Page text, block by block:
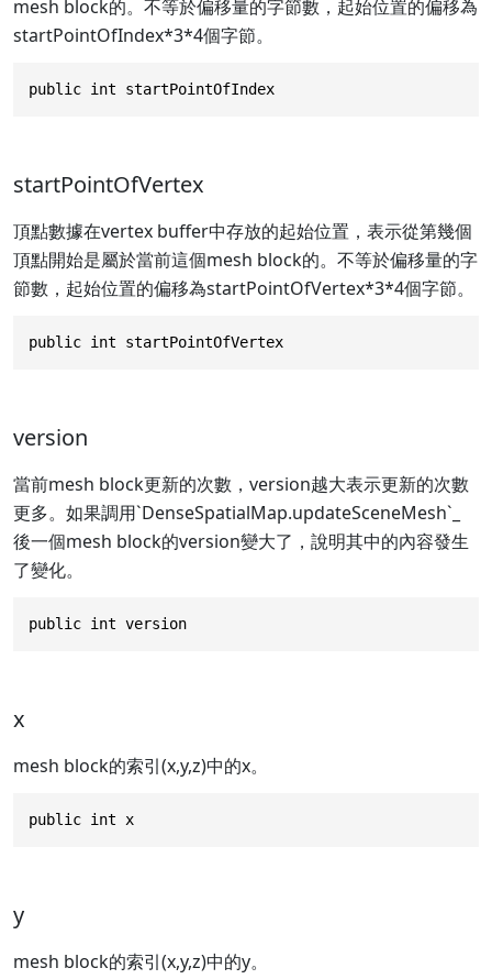
mesh block的。不等於偏移量的字節數，起始位置的偏移為
startPointOfIndex*3*4個字節。
public int startPointOfIndex
startPointOfVertex
頂點數據在vertex buffer中存放的起始位置，表示從第幾個
頂點開始是屬於當前這個mesh block的。不等於偏移量的字
節數，起始位置的偏移為startPointOfVertex*3*4個字節。
public int startPointOfVertex
version
當前mesh block更新的次數，version越大表示更新的次數
更多。如果調用`DenseSpatialMap.updateSceneMesh`_
後一個mesh block的version變大了，說明其中的內容發生
了變化。
public int version
x
mesh block的索引(x,y,z)中的x。
public int x
y
mesh block的索引(x,y,z)中的y。